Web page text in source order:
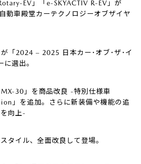
EV」「e-SKYACTIV R-EV」が
動車殿堂カーテクノロジーオブザイヤ
「2024 – 2025 日本カー･オブ･ザ･イ
選出。
30」を商品改良 -特別仕様車
」を追加。さらに新装備や機能の追
向上-
タイル、全面改良して登場。